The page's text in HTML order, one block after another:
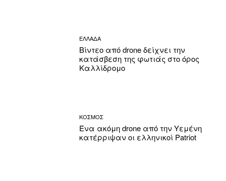
ΕΛΛΑΔΑ
Βίντεο από drone δείχνει την
κατάσβεση της φωτιάς στο όρος
Καλλίδρομο
ΚΟΣΜΟΣ
Ένα ακόμη drone από την Υεμένη
κατέρριψαν οι ελληνικοί Patriot